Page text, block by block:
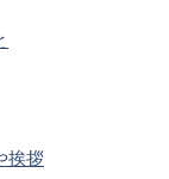
挨拶